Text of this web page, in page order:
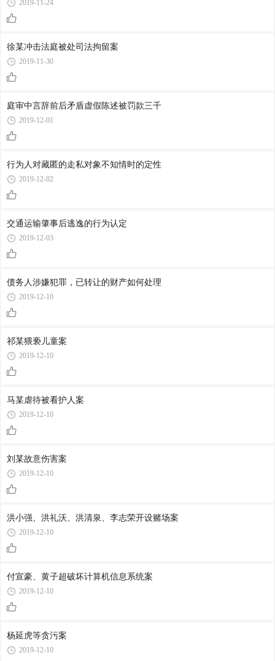
2019-11-24
徐某冲击法庭被处司法拘留案
2019-11-30
庭审中言辞前后矛盾虚假陈述被罚款三千
2019-12-01
行为人对藏匿的走私对象不知情时的定性
2019-12-02
交通运输肇事后逃逸的行为认定
2019-12-03
债务人涉嫌犯罪，已转让的财产如何处理
2019-12-10
祁某猥亵儿童案
2019-12-10
马某虐待被看护人案
2019-12-10
刘某故意伤害案
2019-12-10
洪小强、洪礼沃、洪清泉、李志荣开设赌场案
2019-12-10
付宣豪、黄子超破坏计算机信息系统案
2019-12-10
杨延虎等贪污案
2019-12-10